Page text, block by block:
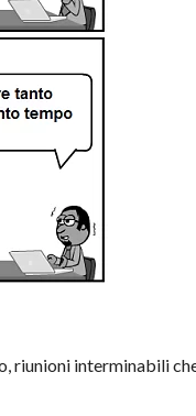
riunioni interminabili